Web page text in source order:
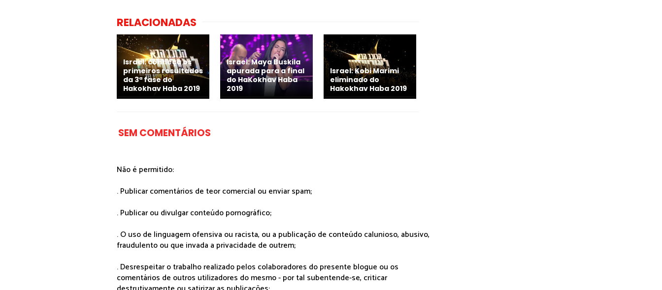
RELACIONADAS
Israel: conheça os
primeiros resultados
da 3ª fase do
Hakokhav Haba 2019
Israel: Maya Buskila
apurada para a final
do HaKokhav Haba
2019
Israel: Kobi Marimi
eliminado do
Hakokhav Haba 2019
SEM COMENTÁRIOS
Não é permitido:
. Publicar comentários de teor comercial ou enviar spam;
. Publicar ou divulgar conteúdo pornográfico;
. O uso de linguagem ofensiva ou racista, ou a publicação de conteúdo calunioso, abusivo,
fraudulento ou que invada a privacidade de outrem;
. Desrespeitar o trabalho realizado pelos colaboradores do presente blogue ou os
comentários de outros utilizadores do mesmo - por tal subentende-se, criticar